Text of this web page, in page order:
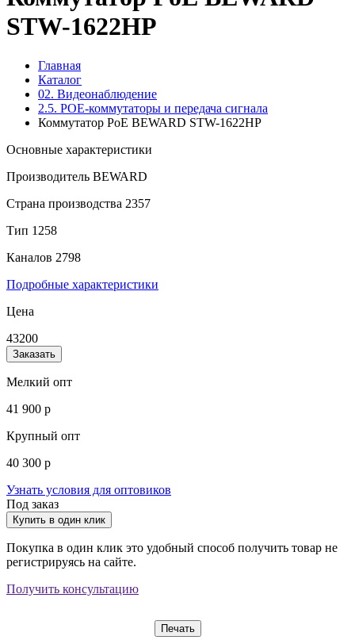
STW-1622HP
Главная
Каталог
02. Видеонаблюдение
2.5. РОЕ-коммутаторы и передача сигнала
Коммутатор PoE BEWARD STW-1622HP
Основные характеристики
Производитель BEWARD
Страна производства 2357
Тип 1258
Каналов 2798
Подробные характеристики
Цена
43200
Заказать
Мелкий опт
41 900 р
Крупный опт
40 300 р
Узнать условия для оптовиков
Под заказ
Купить в один клик
Покупка в один клик это удобный способ получить товар не
регистрируясь на сайте.
Получить консультацию
Печать